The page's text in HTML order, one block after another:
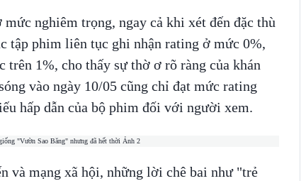
mức nghiêm trọng, ngay cả khi xét đến đặc thù
tập phim liên tục ghi nhận rating ở mức 0%,
trên 1%, cho thấy sự thờ ơ rõ ràng của khán
vào ngày 10/05 cũng chỉ đạt mức rating
hấp dẫn của bộ phim đối với người xem.
và mạng xã hội, những lời chê bai như "trẻ